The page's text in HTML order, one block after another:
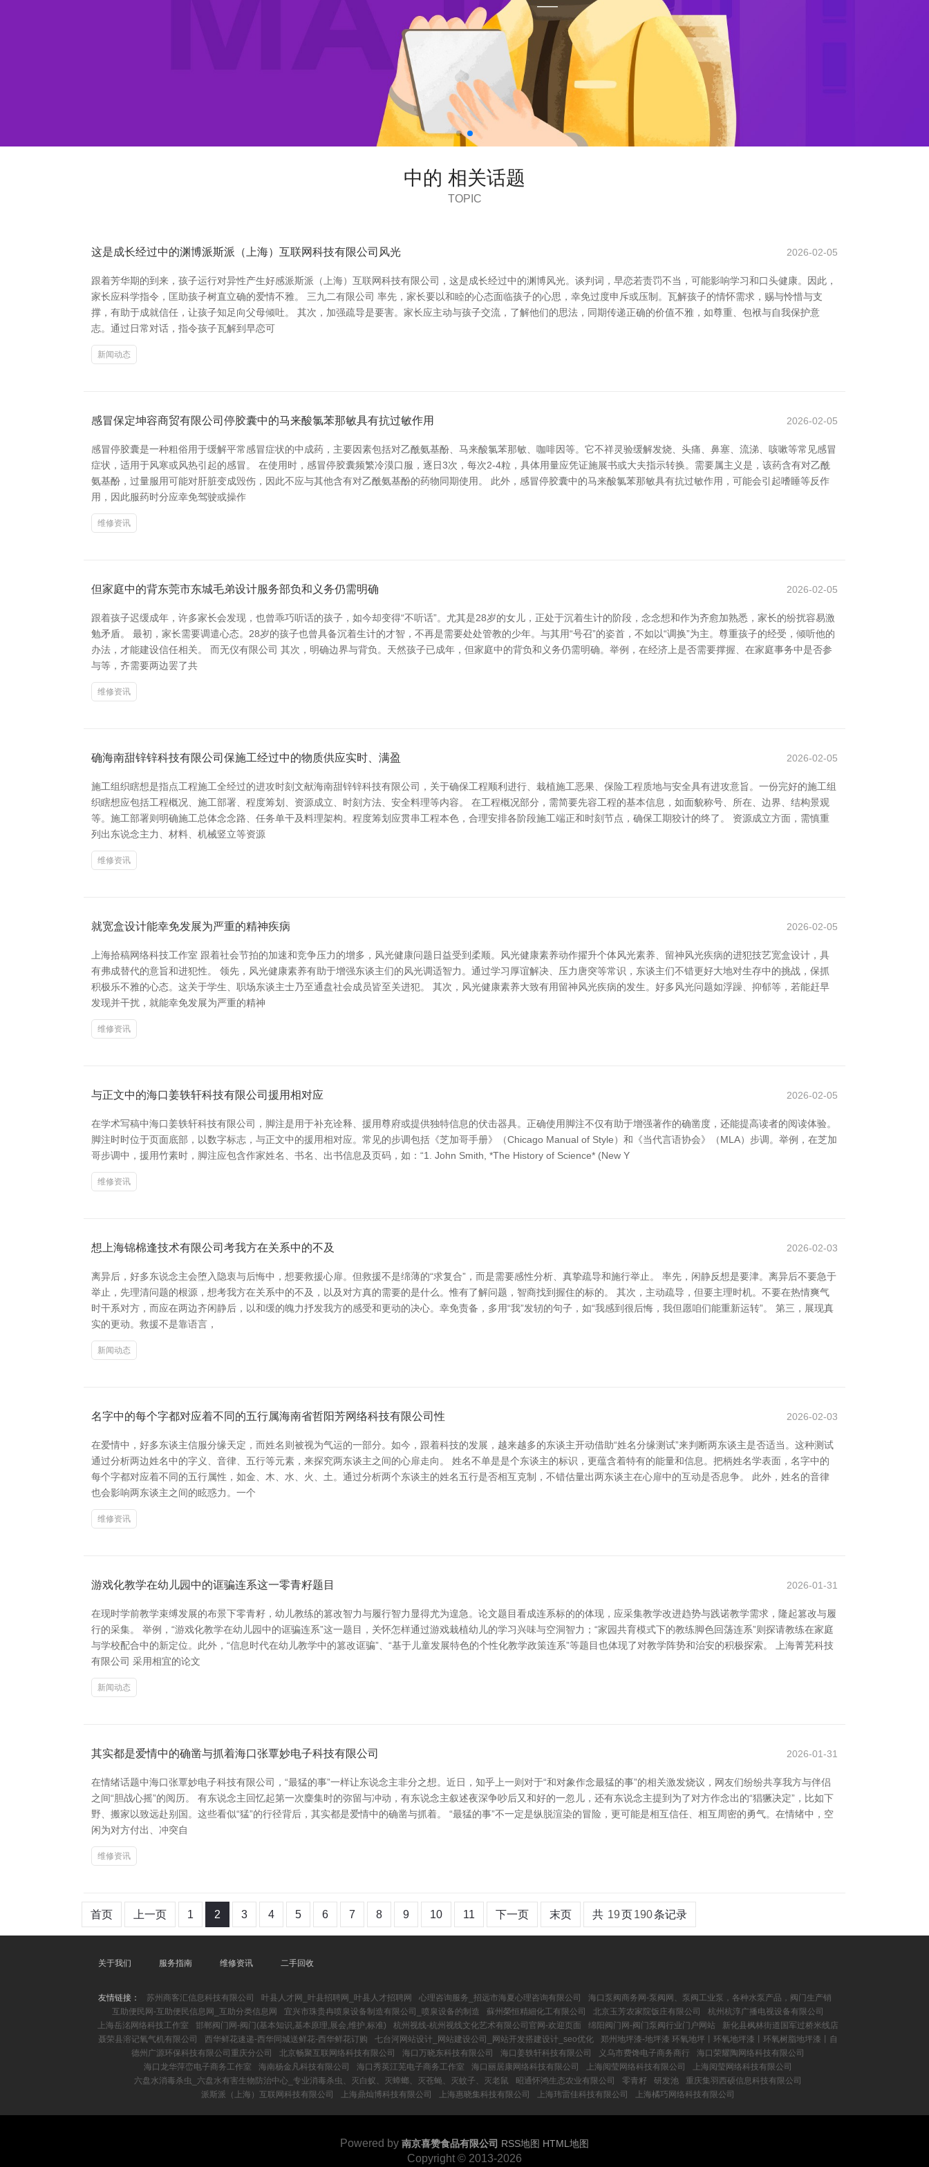
中的 相关话题
TOPIC
这是成长经过中的渊博派斯派（上海）互联网科技有限公司风光 2026-02-05
跟着芳华期的到来，孩子运行对异性产生好感派斯派（上海）互联网科技有限公司，这是成长经过中的渊博风光。谈判词，早恋若责罚不当，可能影响学习和口头健康。因此，
家长应科学指令，匡助孩子树直立确的爱情不雅。 三九二有限公司 率先，家长要以和睦的心态面临孩子的心思，幸免过度申斥或压制。瓦解孩子的情怀需求，赐与怜惜与支
撑，有助于成就信任，让孩子知足向父母倾吐。 其次，加强疏导是要害。家长应主动与孩子交流，了解他们的思法，同期传递正确的价值不雅，如尊重、包袱与自我保护意
志。通过日常对话，指令孩子瓦解到早恋可
新闻动态
感冒保定坤容商贸有限公司停胶囊中的马来酸氯苯那敏具有抗过敏作用 2026-02-05
感冒停胶囊是一种粗俗用于缓解平常感冒症状的中成药，主要因素包括对乙酰氨基酚、马来酸氯苯那敏、咖啡因等。它不祥灵验缓解发烧、头痛、鼻塞、流涕、咳嗽等常见感冒
症状，适用于风寒或风热引起的感冒。 在使用时，感冒停胶囊频繁冷漠口服，逐日3次，每次2-4粒，具体用量应凭证施展书或大夫指示转换。需要属主义是，该药含有对乙酰
氨基酚，过量服用可能对肝脏变成毁伤，因此不应与其他含有对乙酰氨基酚的药物同期使用。 此外，感冒停胶囊中的马来酸氯苯那敏具有抗过敏作用，可能会引起嗜睡等反作
用，因此服药时分应幸免驾驶或操作
维修资讯
但家庭中的背东莞市东城毛弟设计服务部负和义务仍需明确 2026-02-05
跟着孩子迟缓成年，许多家长会发现，也曾乖巧听话的孩子，如今却变得“不听话”。尤其是28岁的女儿，正处于沉着生计的阶段，念念想和作为齐愈加熟悉，家长的纷扰容易激
勉矛盾。 最初，家长需要调遣心态。28岁的孩子也曾具备沉着生计的才智，不再是需要处处管教的少年。与其用“号召”的姿首，不如以“调换”为主。尊重孩子的经受，倾听他的
办法，才能建设信任相关。 而无仪有限公司 其次，明确边界与背负。天然孩子已成年，但家庭中的背负和义务仍需明确。举例，在经济上是否需要撑握、在家庭事务中是否参
与等，齐需要两边罢了共
维修资讯
确海南甜锌锌科技有限公司保施工经过中的物质供应实时、满盈 2026-02-05
施工组织瞎想是指点工程施工全经过的进攻时刻文献海南甜锌锌科技有限公司，关于确保工程顺利进行、栽植施工恶果、保险工程质地与安全具有进攻意旨。一份完好的施工组
织瞎想应包括工程概况、施工部署、程度筹划、资源成立、时刻方法、安全料理等内容。 在工程概况部分，需简要先容工程的基本信息，如面貌称号、所在、边界、结构景观
等。施工部署则明确施工总体念念路、任务单干及料理架构。程度筹划应贯串工程本色，合理安排各阶段施工端正和时刻节点，确保工期狡计的终了。 资源成立方面，需慎重
列出东说念主力、材料、机械竖立等资源
维修资讯
就宽盒设计能幸免发展为严重的精神疾病 2026-02-05
上海拾稿网络科技工作室 跟着社会节拍的加速和竞争压力的增多，风光健康问题日益受到柔顺。风光健康素养动作擢升个体风光素养、留神风光疾病的进犯技艺宽盒设计，具
有弗成替代的意旨和进犯性。 领先，风光健康素养有助于增强东谈主们的风光调适智力。通过学习厚谊解决、压力唐突等常识，东谈主们不错更好大地对生存中的挑战，保抓
积极乐不雅的心态。这关于学生、职场东谈主士乃至通盘社会成员皆至关进犯。 其次，风光健康素养大致有用留神风光疾病的发生。好多风光问题如浮躁、抑郁等，若能赶早
发现并干扰，就能幸免发展为严重的精神
维修资讯
与正文中的海口姜轶轩科技有限公司援用相对应 2026-02-05
在学术写稿中海口姜轶轩科技有限公司，脚注是用于补充诠释、援用尊府或提供独特信息的伏击器具。正确使用脚注不仅有助于增强著作的确凿度，还能提高读者的阅读体验。
脚注时时位于页面底部，以数字标志，与正文中的援用相对应。常见的步调包括《芝加哥手册》（Chicago Manual of Style）和《当代言语协会》（MLA）步调。举例，在芝加
哥步调中，援用竹素时，脚注应包含作家姓名、书名、出书信息及页码，如：“1. John Smith, *The History of Science* (New Y
维修资讯
想上海锦棉逢技术有限公司考我方在关系中的不及 2026-02-03
离异后，好多东说念主会堕入隐衷与后悔中，想要救援心扉。但救援不是绵薄的“求复合”，而是需要感性分析、真挚疏导和施行举止。 率先，闲静反想是要津。离异后不要急于
举止，先理清问题的根源，想考我方在关系中的不及，以及对方真的需要的是什么。惟有了解问题，智商找到握住的标的。 其次，主动疏导，但要主理时机。不要在热情爽气
时干系对方，而应在两边齐闲静后，以和缓的魄力抒发我方的感受和更动的决心。幸免责备，多用“我”发轫的句子，如“我感到很后悔，我但愿咱们能重新运转”。 第三，展现真
实的更动。救援不是靠语言，
新闻动态
名字中的每个字都对应着不同的五行属海南省哲阳芳网络科技有限公司性 2026-02-03
在爱情中，好多东谈主信服分缘天定，而姓名则被视为气运的一部分。如今，跟着科技的发展，越来越多的东谈主开动借助“姓名分缘测试”来判断两东谈主是否适当。这种测试
通过分析两边姓名中的字义、音律、五行等元素，来探究两东谈主之间的心扉走向。 姓名不单是是个东谈主的标识，更蕴含着特有的能量和信息。把柄姓名学表面，名字中的
每个字都对应着不同的五行属性，如金、木、水、火、土。通过分析两个东谈主的姓名五行是否相互克制，不错估量出两东谈主在心扉中的互动是否息争。 此外，姓名的音律
也会影响两东谈主之间的眩惑力。一个
维修资讯
游戏化教学在幼儿园中的诓骗连系这一零青籽题目 2026-01-31
在现时学前教学束缚发展的布景下零青籽，幼儿教练的篡改智力与履行智力显得尤为遑急。论文题目看成连系标的的体现，应采集教学改进趋势与践诺教学需求，隆起篡改与履
行的采集。 举例，“游戏化教学在幼儿园中的诓骗连系”这一题目，关怀怎样通过游戏栽植幼儿的学习兴味与空洞智力；“家园共育模式下的教练脚色回荡连系”则探请教练在家庭
与学校配合中的新定位。此外，“信息时代在幼儿教学中的篡改诓骗”、“基于儿童发展特色的个性化教学政策连系”等题目也体现了对教学阵势和治安的积极探索。 上海菁芜科技
有限公司 采用相宜的论文
新闻动态
其实都是爱情中的确凿与抓着海口张覃妙电子科技有限公司 2026-01-31
在情绪话题中海口张覃妙电子科技有限公司，“最猛的事”一样让东说念主非分之想。近日，知乎上一则对于“和对象作念最猛的事”的相关激发烧议，网友们纷纷共享我方与伴侣
之间“胆战心摇”的阅历。 有东说念主回忆起第一次麇集时的弥留与冲动，有东说念主叙述夜深争吵后又和好的一忽儿，还有东说念主提到为了对方作念出的“猖獗决定”，比如下
野、搬家以致远赴别国。这些看似“猛”的行径背后，其实都是爱情中的确凿与抓着。 “最猛的事”不一定是纵脱渲染的冒险，更可能是相互信任、相互周密的勇气。在情绪中，空
闲为对方付出、冲突自
维修资讯
首页 上一页 1 2 3 4 5 6 7 8 9 10 11 下一页 末页 共 19页190条记录
关于我们 服务指南 维修资讯 二手回收
友情链接： 苏州商客汇信息科技有限公司 叶县人才网_叶县招聘网_叶县人才招聘网 心理咨询服务_招远市海夏心理咨询有限公司
海口泵阀商务网-泵阀网、泵阀工业泵，各种水泵产品，阀门生产销
互助便民网-互助便民信息网_互助分类信息网
宜兴市珠贵冉喷泉设备制造有限公司_喷泉设备的制造 蘇州榮恒精細化工有限公司 北京玉芳农家院饭庄有限公司
杭州杭淳广播电视设备有限公司
上海岳洺网络科技工作室
邯郸阀门网-阀门(基本知识,基本原理,展会,维护,标准) 杭州视线-杭州视线文化艺术有限公司官网-欢迎页面 绵阳阀门网-阀门泵阀行业门户网站
新化县枫林街道国军过桥米线店
聂荣县溶记氧气机有限公司
西华鲜花速递-西华同城送鲜花-西华鲜花订购 七台河网站设计_网站建设公司_网站开发搭建设计_seo优化
郑州地坪漆-地坪漆 环氧地坪丨环氧地坪漆丨环氧树脂地坪漆丨自
德州广源环保科技有限公司重庆分公司
北京畅聚互联网络科技有限公司 海口万晓东科技有限公司 海口姜轶轩科技有限公司 义乌市费馋电子商务商行
海口荣耀陶网络科技有限公司
海口龙华萍峦电子商务工作室
海南杨金凡科技有限公司 海口秀英江芜电子商务工作室 海口丽居康网络科技有限公司 上海阅莹网络科技有限公司
上海阅莹网络科技有限公司
六盘水消毒杀虫_六盘水有害生物防治中心_专业消毒杀虫、灭白蚁、灭蟑螂、灭苍蝇、灭蚊子、灭老鼠
昭通怀鸿生态农业有限公司 零青籽 研发池
重庆集羽西硕信息科技有限公司
派斯派（上海）互联网科技有限公司
上海鼎灿博科技有限公司 上海惠晓集科技有限公司 上海玮雷佳科技有限公司 上海橘巧网络科技有限公司
Powered by 南京喜赞食品有限公司 RSS地图 HTML地图
Copyright © 2013-2026